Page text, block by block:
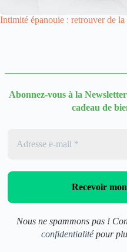
Intimité épanouie : retrouver de
Abonnez-vous à la Newsletter
cadeau de
Nous ne spammons pas !
confidentialitépour